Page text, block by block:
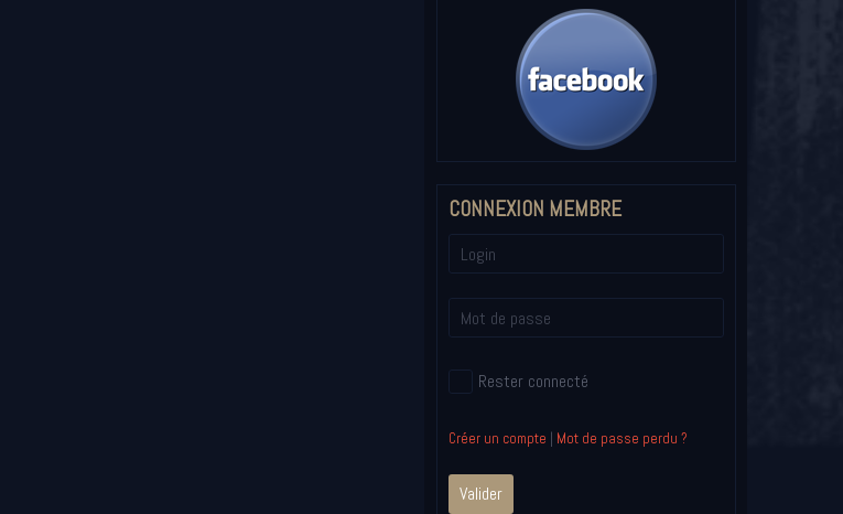
CONNEXION MEMBRE
Rester connecté
Créer un compte | Mot de passe perdu ?
Valider